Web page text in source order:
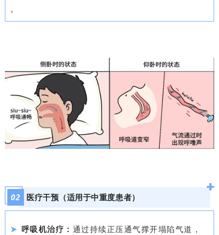
。
02 医疗干预（适用于中重度患者）
➤ 呼吸机治疗： 通过持续正压通气撑开塌陷气道，